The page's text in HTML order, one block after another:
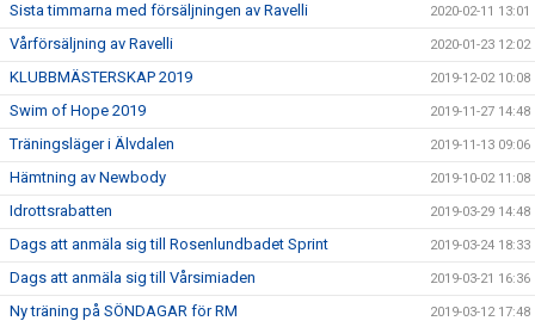
Sista timmarna med försäljningen av Ravelli 2020-02-11 13:01
Vårförsäljning av Ravelli 2020-01-23 12:02
KLUBBMÄSTERSKAP 2019 2019-12-02 10:08
Swim of Hope 2019 2019-11-27 14:48
Träningsläger i Älvdalen 2019-11-13 09:06
Hämtning av Newbody 2019-10-02 11:08
Idrottsrabatten 2019-03-29 14:48
Dags att anmäla sig till Rosenlundbadet Sprint 2019-03-24 18:33
Dags att anmäla sig till Vårsimiaden 2019-03-21 16:36
Ny träning på SÖNDAGAR för RM 2019-03-12 17:48